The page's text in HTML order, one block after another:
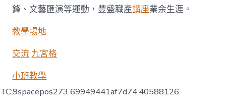
鋒、文藝匯演等運動，豐盛職產講座業余生涯。
教學場地
交流 九宮格
小班教學
TC:9spacepos273 69949441af7d74.40588126